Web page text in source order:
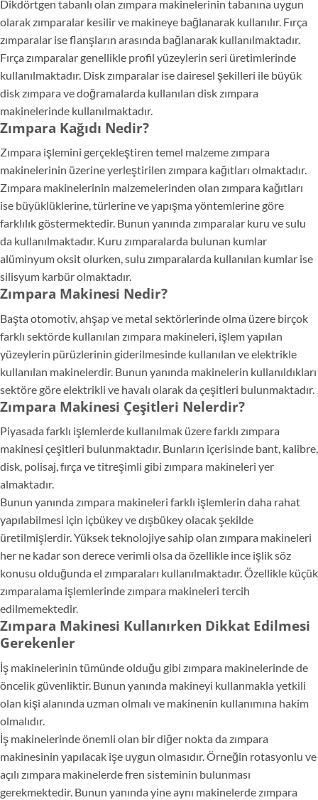
Dikdörtgen tabanlı olan zımpara makinelerinin tabanına uygun
olarak zımparalar kesilir ve makineye bağlanarak kullanılır. Fırça
zımparalar ise flanşların arasında bağlanarak kullanılmaktadır.
Fırça zımparalar genellikle profil yüzeylerin seri üretimlerinde
kullanılmaktadır. Disk zımparalar ise dairesel şekilleri ile büyük
disk zımpara ve doğramalarda kullanılan disk zımpara
makinelerinde kullanılmaktadır.
Zımpara Kağıdı Nedir?
Zımpara işlemini gerçekleştiren temel malzeme zımpara
makinelerinin üzerine yerleştirilen zımpara kağıtları olmaktadır.
Zımpara makinelerinin malzemelerinden olan zımpara kağıtları
ise büyüklüklerine, türlerine ve yapışma yöntemlerine göre
farklılık göstermektedir. Bunun yanında zımparalar kuru ve sulu
da kullanılmaktadır. Kuru zımparalarda bulunan kumlar
alüminyum oksit olurken, sulu zımparalarda kullanılan kumlar ise
silisyum karbür olmaktadır.
Zımpara Makinesi Nedir?
Başta otomotiv, ahşap ve metal sektörlerinde olma üzere birçok
farklı sektörde kullanılan zımpara makineleri, işlem yapılan
yüzeylerin pürüzlerinin giderilmesinde kullanılan ve elektrikle
kullanılan makinelerdir. Bunun yanında makinelerin kullanıldıkları
sektöre göre elektrikli ve havalı olarak da çeşitleri bulunmaktadır.
Zımpara Makinesi Çeşitleri Nelerdir?
Piyasada farklı işlemlerde kullanılmak üzere farklı zımpara
makinesi çeşitleri bulunmaktadır. Bunların içerisinde bant, kalibre,
disk, polisaj, fırça ve titreşimli gibi zımpara makineleri yer
almaktadır.
Bunun yanında zımpara makineleri farklı işlemlerin daha rahat
yapılabilmesi için içbükey ve dışbükey olacak şekilde
üretilmişlerdir. Yüksek teknolojiye sahip olan zımpara makineleri
her ne kadar son derece verimli olsa da özellikle ince işlik söz
konusu olduğunda el zımparaları kullanılmaktadır. Özellikle küçük
zımparalama işlemlerinde zımpara makineleri tercih
edilmemektedir.
Zımpara Makinesi Kullanırken Dikkat Edilmesi
Gerekenler
İş makinelerinin tümünde olduğu gibi zımpara makinelerinde de
öncelik güvenliktir. Bunun yanında makineyi kullanmakla yetkili
olan kişi alanında uzman olmalı ve makinenin kullanımına hakim
olmalıdır.
İş makinelerinde önemli olan bir diğer nokta da zımpara
makinesinin yapılacak işe uygun olmasıdır. Örneğin rotasyonlu ve
açılı zımpara makinelerde fren sisteminin bulunması
gerekmektedir. Bunun yanında yine aynı makinelerde zımpara